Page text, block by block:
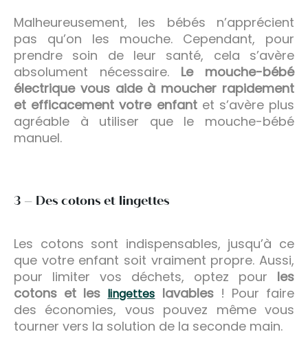
Malheureusement, les bébés n’apprécient
pas qu’on les mouche. Cependant, pour
prendre soin de leur santé, cela s’avère
absolument nécessaire. Le mouche-bébé
électrique vous aide à moucher rapidement
et efficacement votre enfantet s’avère plus
agréable à utiliser que le mouche-bébé
manuel.
3 – Des cotons et lingettes
Les cotons sont indispensables, jusqu’à ce
que votre enfant soit vraiment propre. Aussi,
pour limiter vos déchets, optez pour les
cotons et les lingettes lavables! Pour faire
des économies, vous pouvez même vous
tourner vers la solution de la seconde main.